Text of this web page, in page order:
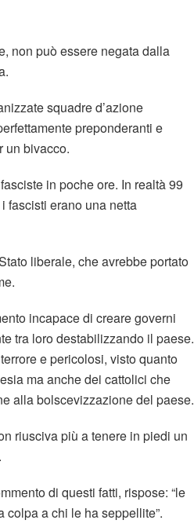
non può essere negata dalla
squadre d’azione
preponderanti e
un bivacco.
in poche ore. In realtà 99
fascisti erano una netta
liberale, che avrebbe portato
incapace di creare governi
tra loro destabilizzando il paese.
e pericolosi, visto quanto
ma anche dei cattolici che
alla bolscevizzazione del paese.
riusciva più a tenere in piedi un
di questi fatti, rispose: “le
a chi le ha seppellite”.